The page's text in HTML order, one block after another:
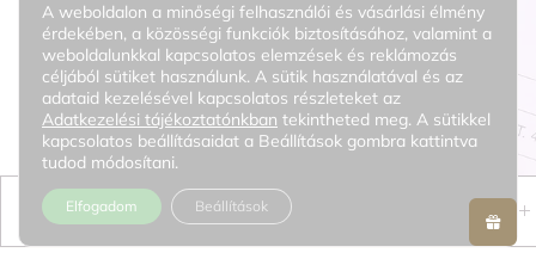
A weboldalon a minőségi felhasználói és vásárlási élmény
érdekében, a közösségi funkciók biztosításához, valamint a
weboldalunkkal kapcsolatos elemzések és reklámozás
céljából sütiket használunk. A sütik használatával és az
adataid kezelésével kapcsolatos részleteket az
Adatkezelési tájékoztatónkban tekintheted meg. A sütikkel
kapcsolatos beállításaidat a Beállítások gombra kattintva
tudod módosítani.
Elfogadom Beállítások